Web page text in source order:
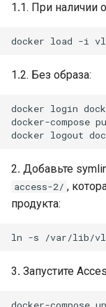
1․1. При наличии
1․2. Без образа:
docker login
docker-compose
2․ Добавьте
access-2/ ,
продукта:
3․ Запустите